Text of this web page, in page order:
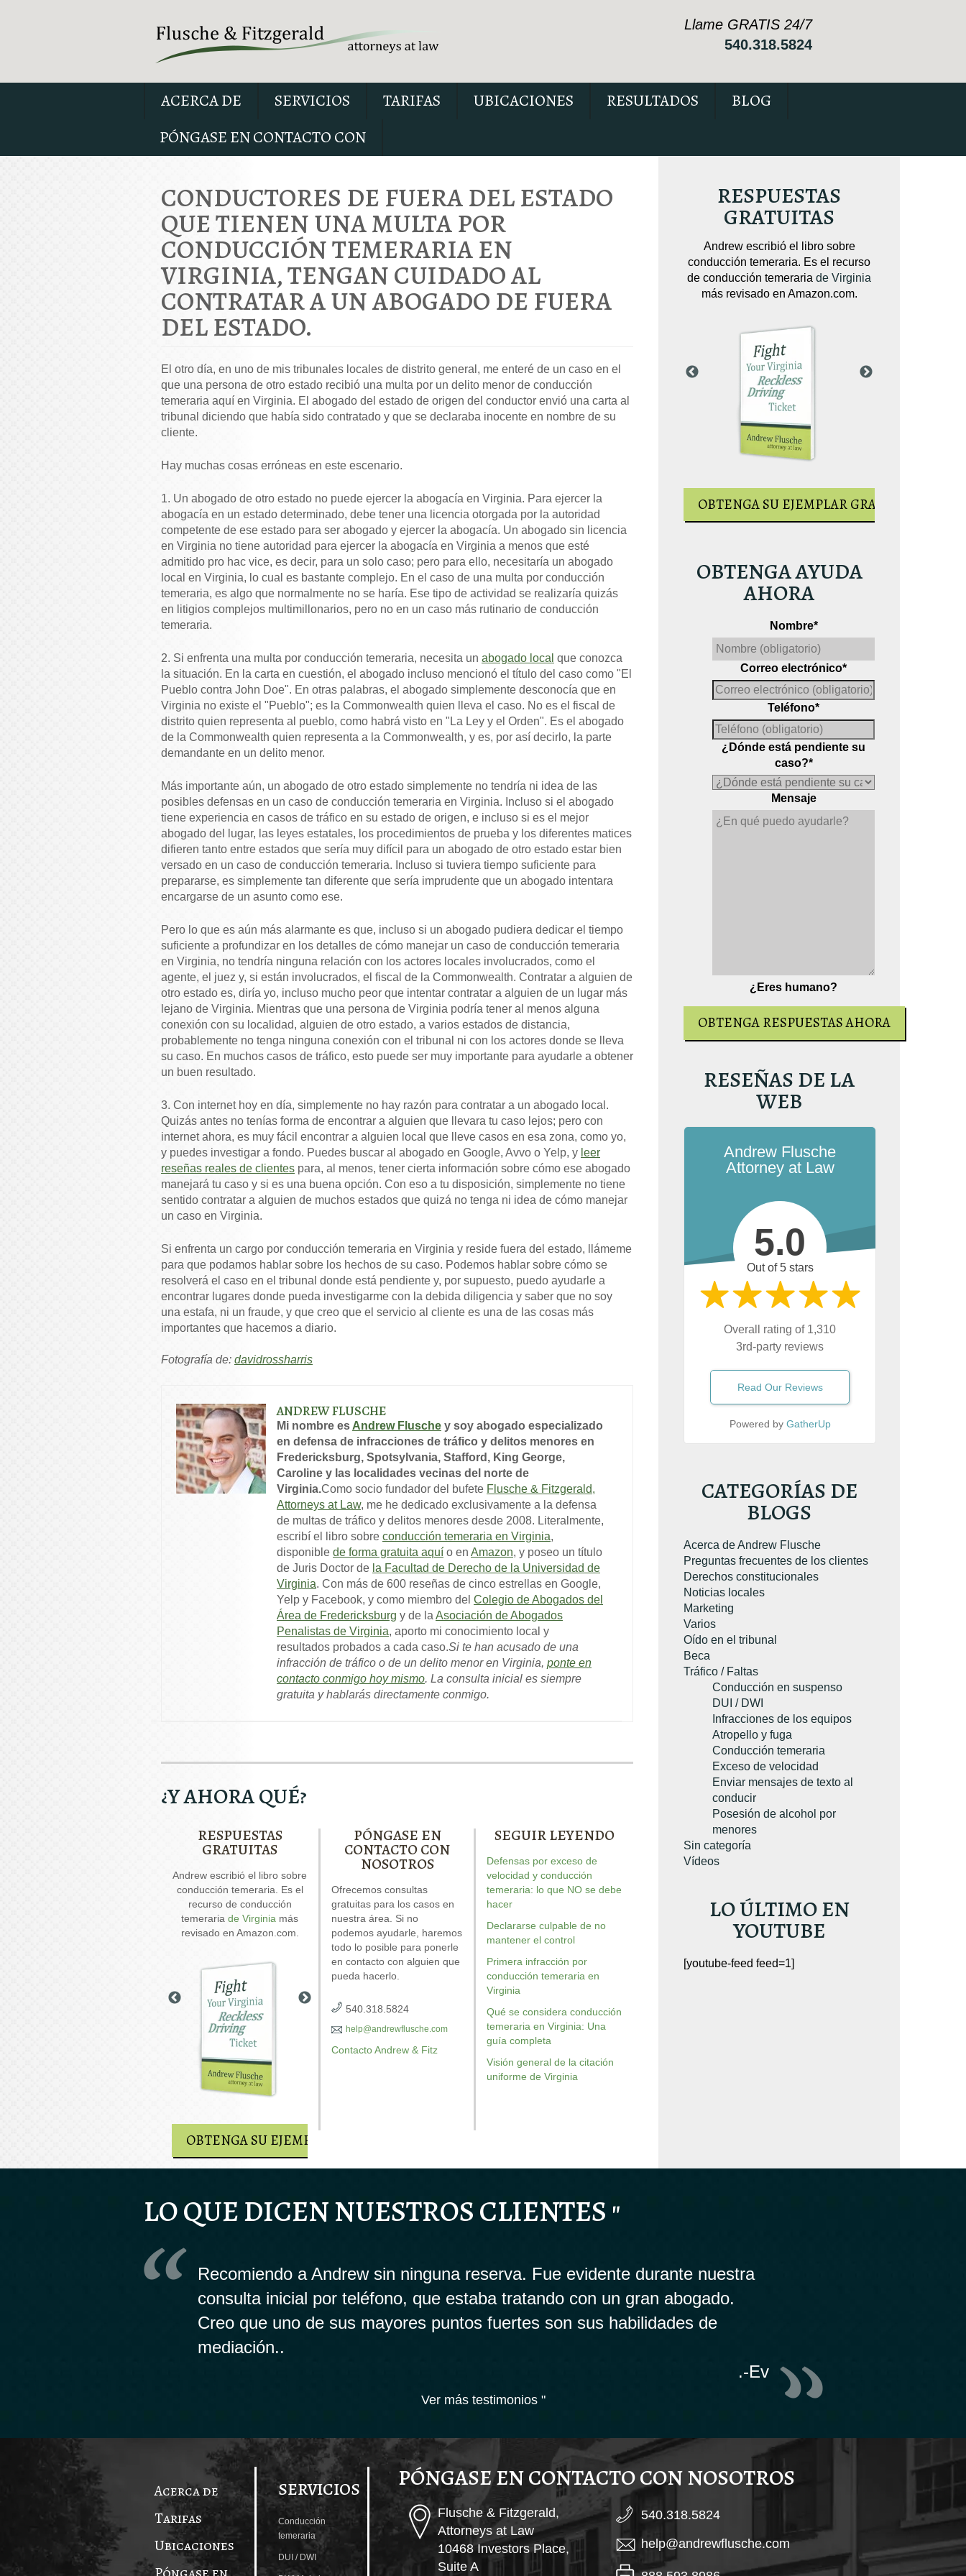
Llame GRATIS 24/7
540.318.5824
ACERCA DE SERVICIOS TARIFAS UBICACIONES RESULTADOS
BLOG
PÓNGASE EN CONTACTO CON
CONDUCTORES DE FUERA DEL ESTADO
QUE TIENEN UNA MULTA POR
CONDUCCIÓN TEMERARIA EN
VIRGINIA, TENGAN CUIDADO AL
CONTRATAR A UN ABOGADO DE FUERA
DEL ESTADO.
El otro día, en uno de mis tribunales locales de distrito general, me enteré de un caso en el
que una persona de otro estado recibió una multa por un delito menor de conducción
temeraria aquí en Virginia. El abogado del estado de origen del conductor envió una carta al
tribunal diciendo que había sido contratado y que se declaraba inocente en nombre de su
cliente.
Hay muchas cosas erróneas en este escenario.
1. Un abogado de otro estado no puede ejercer la abogacía en Virginia. Para ejercer la
abogacía en un estado determinado, debe tener una licencia otorgada por la autoridad
competente de ese estado para ser abogado y ejercer la abogacía. Un abogado sin licencia
en Virginia no tiene autoridad para ejercer la abogacía en Virginia a menos que esté
admitido pro hac vice, es decir, para un solo caso; pero para ello, necesitaría un abogado
local en Virginia, lo cual es bastante complejo. En el caso de una multa por conducción
temeraria, es algo que normalmente no se haría. Ese tipo de actividad se realizaría quizás
en litigios complejos multimillonarios, pero no en un caso más rutinario de conducción
temeraria.
2. Si enfrenta una multa por conducción temeraria, necesita un abogado local que conozca
la situación. En la carta en cuestión, el abogado incluso mencionó el título del caso como "El
Pueblo contra John Doe". En otras palabras, el abogado simplemente desconocía que en
Virginia no existe el "Pueblo"; es la Commonwealth quien lleva el caso. No es el fiscal de
distrito quien representa al pueblo, como habrá visto en "La Ley y el Orden". Es el abogado
de la Commonwealth quien representa a la Commonwealth, y es, por así decirlo, la parte
demandante en un delito menor.
Más importante aún, un abogado de otro estado simplemente no tendría ni idea de las
posibles defensas en un caso de conducción temeraria en Virginia. Incluso si el abogado
tiene experiencia en casos de tráfico en su estado de origen, e incluso si es el mejor
abogado del lugar, las leyes estatales, los procedimientos de prueba y los diferentes matices
difieren tanto entre estados que sería muy difícil para un abogado de otro estado estar bien
versado en un caso de conducción temeraria. Incluso si tuviera tiempo suficiente para
prepararse, es simplemente tan diferente que sería imprudente que un abogado intentara
encargarse de un asunto como ese.
Pero lo que es aún más alarmante es que, incluso si un abogado pudiera dedicar el tiempo
suficiente a profundizar en los detalles de cómo manejar un caso de conducción temeraria
en Virginia, no tendría ninguna relación con los actores locales involucrados, como el
agente, el juez y, si están involucrados, el fiscal de la Commonwealth. Contratar a alguien de
otro estado es, diría yo, incluso mucho peor que intentar contratar a alguien de un lugar más
lejano de Virginia. Mientras que una persona de Virginia podría tener al menos alguna
conexión con su localidad, alguien de otro estado, a varios estados de distancia,
probablemente no tenga ninguna conexión con el tribunal ni con los actores donde se lleva
su caso. En muchos casos de tráfico, esto puede ser muy importante para ayudarle a obtener
un buen resultado.
3. Con internet hoy en día, simplemente no hay razón para contratar a un abogado local.
Quizás antes no tenías forma de encontrar a alguien que llevara tu caso lejos; pero con
internet ahora, es muy fácil encontrar a alguien local que lleve casos en esa zona, como yo,
y puedes investigar a fondo. Puedes buscar al abogado en Google, Avvo o Yelp, y leer
reseñas reales de clientes para, al menos, tener cierta información sobre cómo ese abogado
manejará tu caso y si es una buena opción. Con eso a tu disposición, simplemente no tiene
sentido contratar a alguien de muchos estados que quizá no tenga ni idea de cómo manejar
un caso en Virginia.
Si enfrenta un cargo por conducción temeraria en Virginia y reside fuera del estado, llámeme
para que podamos hablar sobre los hechos de su caso. Podemos hablar sobre cómo se
resolverá el caso en el tribunal donde está pendiente y, por supuesto, puedo ayudarle a
encontrar lugares donde pueda investigarme con la debida diligencia y saber que no soy
una estafa, ni un fraude, y que creo que el servicio al cliente es una de las cosas más
importantes que hacemos a diario.
Fotografía de: davidrossharris
ANDREW FLUSCHE
Mi nombre es Andrew Flusche y soy abogado especializado
en defensa de infracciones de tráfico y delitos menores en
Fredericksburg, Spotsylvania, Stafford, King George,
Caroline y las localidades vecinas del norte de
Virginia.Como socio fundador del bufete Flusche & Fitzgerald,
Attorneys at Law, me he dedicado exclusivamente a la defensa
de multas de tráfico y delitos menores desde 2008. Literalmente,
escribí el libro sobre conducción temeraria en Virginia,
disponible de forma gratuita aquí o en Amazon, y poseo un título
de Juris Doctor de la Facultad de Derecho de la Universidad de
Virginia. Con más de 600 reseñas de cinco estrellas en Google,
Yelp y Facebook, y como miembro del Colegio de Abogados del
Área de Fredericksburg y de la Asociación de Abogados
Penalistas de Virginia, aporto mi conocimiento local y
resultados probados a cada caso.Si te han acusado de una
infracción de tráfico o de un delito menor en Virginia, ponte en
contacto conmigo hoy mismo. La consulta inicial es siempre
gratuita y hablarás directamente conmigo.
¿Y AHORA QUÉ?
RESPUESTAS
GRATUITAS
Andrew escribió el libro sobre
conducción temeraria. Es el
recurso de conducción
temeraria de Virginia más
revisado en Amazon.com.
OBTENGA SU EJEMPLAR GRATUITO
DWI. Está repleto de
respuestas para su caso.
Nuestro informe especial
sobre conducir con el
permiso suspendido explica
posiblemente se debatan en
su caso.
Andrew escribió el libro sobre
conducción temeraria. Es el
revisado en Amazon.com.
PÓNGASE EN
CONTACTO CON
NOSOTROS
Ofrecemos consultas
gratuitas para los casos en
nuestra área. Si no
podemos ayudarle, haremos
todo lo posible para ponerle
en contacto con alguien que
pueda hacerlo.
540.318.5824
help@andrewflusche.com
Contacto Andrew & Fitz
SEGUIR LEYENDO
Defensas por exceso de
velocidad y conducción
temeraria: lo que NO se debe
hacer
Declararse culpable de no
mantener el control
Primera infracción por
conducción temeraria en
Virginia
Qué se considera conducción
temeraria en Virginia: Una
guía completa
Visión general de la citación
uniforme de Virginia
RESPUESTAS
GRATUITAS
Nuestro informe especial sobre
conducir con el permiso suspendido
explica seis cuestiones críticas que
posiblemente se debatan en su caso.
Andrew escribió el libro sobre
conducción temeraria. Es el recurso
de conducción temeraria de Virginia
más revisado en Amazon.com.
OBTENGA SU EJEMPLAR GRATUITO
OBTENGA AYUDA
AHORA
Nombre*
Correo electrónico*
Teléfono*
¿Dónde está pendiente su
caso?*
Mensaje
¿Eres humano?
RESEÑAS DE LA
WEB
Andrew Flusche
Attorney at Law
5.0
Out of 5 stars
Overall rating of 1,310
3rd-party reviews
Read Our Reviews
Powered by GatherUp
CATEGORÍAS DE
BLOGS
Acerca de Andrew Flusche
Preguntas frecuentes de los clientes
Derechos constitucionales
Noticias locales
Marketing
Varios
Oído en el tribunal
Beca
Tráfico / Faltas
Conducción en suspenso
DUI / DWI
Infracciones de los equipos
Atropello y fuga
Conducción temeraria
Exceso de velocidad
Enviar mensajes de texto al
conducir
Posesión de alcohol por
menores
Sin categoría
Vídeos
LO ÚLTIMO EN
YOUTUBE
[youtube-feed feed=1]
LO QUE DICEN NUESTROS CLIENTES "
Recomiendo a Andrew sin ninguna reserva. Fue evidente durante nuestra
consulta inicial por teléfono, que estaba tratando con un gran abogado.
Creo que uno de sus mayores puntos fuertes son sus habilidades de
mediación..
.-Ev
Ver más testimonios "
Acerca de
Tarifas
Ubicaciones
SERVICIOS
Conducción
temeraria
DUI / DWI
PÓNGASE EN CONTACTO CON NOSOTROS
Flusche & Fitzgerald,
Attorneys at Law
10468 Investors Place,
Suite A
540.318.5824
help@andrewflusche.com